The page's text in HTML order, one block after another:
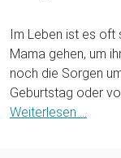
Im Leben ist es
Mama gehen, um
noch die Sorgen
Geburtstag oder
unserer Mama für
Weiterlesen ...